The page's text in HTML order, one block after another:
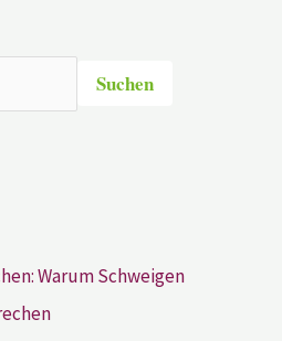
Suchen
Warum Schweigen